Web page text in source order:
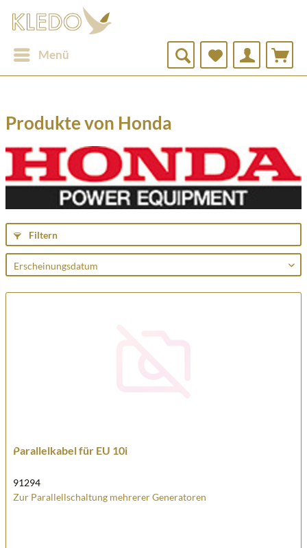
Menü
Produkte von Honda
Filtern
Parallelkabel für EU 10i
91294
Zur Parallellschaltung mehrerer Generatoren